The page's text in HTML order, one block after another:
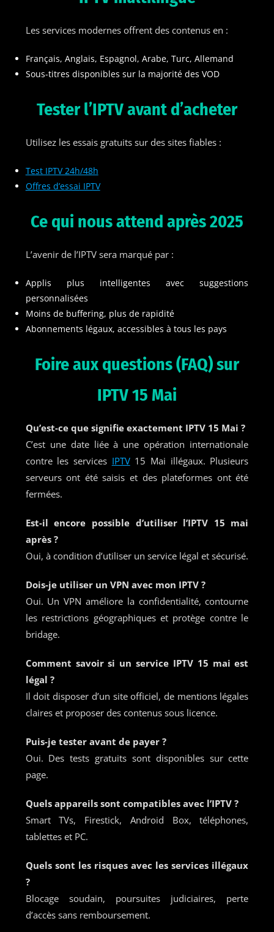
Les services modernes offrent des contenus en :
Français, Anglais, Espagnol, Arabe, Turc, Allemand
Sous-titres disponibles sur la majorité des VOD
Tester l’IPTV avant d’acheter
Utilisez les essais gratuits sur des sites fiables :
Test IPTV 24h/48h
Offres d’essai IPTV
Ce qui nous attend après 2025
L’avenir de l’IPTV sera marqué par :
Applis plus intelligentes avec suggestions
personnalisées
Moins de buffering, plus de rapidité
Abonnements légaux, accessibles à tous les pays
Foire aux questions (FAQ) sur
IPTV 15 Mai
Qu’est-ce que signifie exactement IPTV 15 Mai ?
C’est une date liée à une opération internationale
contre les services IPTV15 Mai illégaux. Plusieurs
serveurs ont été saisis et des plateformes ont été
fermées.
Est-il encore possible d’utiliser l’IPTV 15 mai
après?
Oui, à condition d’utiliser un service légal et sécurisé.
Dois-je utiliser un VPN avec mon IPTV ?
Oui. Un VPN améliore la confidentialité, contourne
les restrictions géographiques et protège contre le
bridage.
Comment savoir si un service IPTV 15 mai est
légal ?
Il doit disposer d’un site officiel, de mentions légales
claires et proposer des contenus sous licence.
Puis-je tester avant de payer ?
Oui. Des tests gratuits sont disponibles sur cette
page.
Quels appareils sont compatibles avec l’IPTV ?
Smart TVs, Firestick, Android Box, téléphones,
tablettes et PC.
Quels sont les risques avec les services illégaux
?
Blocage soudain, poursuites judiciaires, perte
d’accès sans remboursement.